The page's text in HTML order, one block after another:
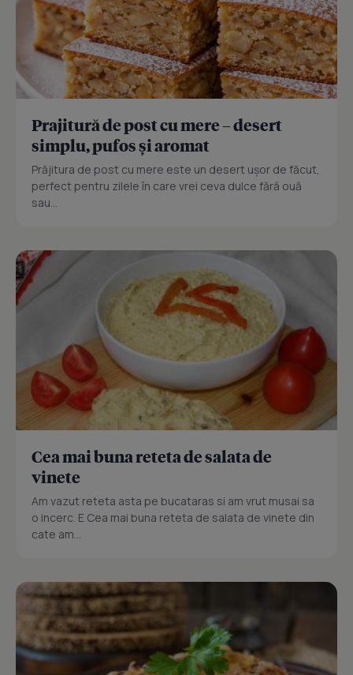
Prajitură de post cu mere – desert
simplu, pufos și aromat
Prăjitura de post cu mere este un desert ușor de făcut,
perfect pentru zilele în care vrei ceva dulce fără ouă
sau...
Cea mai buna reteta de salata de
vinete
Am vazut reteta asta pe bucataras si am vrut musai sa
o incerc. E Cea mai buna reteta de salata de vinete din
cate am...